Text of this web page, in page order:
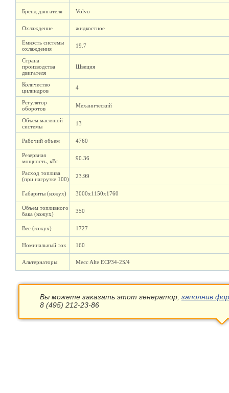
Бренд двигателя Volvo
Охлаждение жидкостное
Емкость системы
охлаждения
19.7
Страна
производства
двигателя
Швеция
Количество
цилиндров
4
Регулятор
оборотов
Механический
Объем масляной
системы
13
Рабочий объем 4760
Резервная
мощность, кВт
90.36
Расход топлива
(при нагрузке 100)
23.99
Габариты (кожух) 3000х1150х1760
Объем топливного
бака (кожух)
350
Вес (кожух) 1727
Номинальный ток 160
Альтернаторы Mecc Alte ECP34-2S/4
Вы можете заказать этот генератор, заполнив
8 (495) 212-23-86